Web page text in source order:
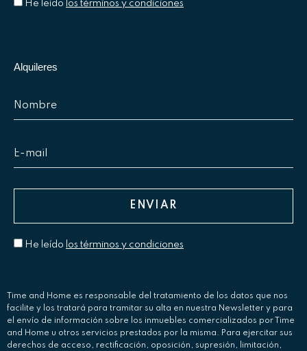
He leído los términos y condiciones
Alquileres
He leído los términos y condiciones
Time and Home es responsable del tratamiento de los datos que nos
facilite y los tratará para tramitar su alta en nuestra Newsletter y para
el envío de información sobre los inmuebles comercializados por Time
and Home u otros servicios prestados por la misma. Para ejercitar sus
derechos de acceso, rectificación, oposición, supresión, limitación,